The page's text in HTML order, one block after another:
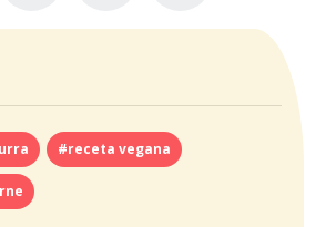
#receta vegana